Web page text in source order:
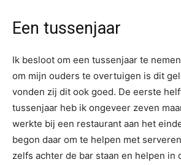
Een tussenjaar
Ik besloot om een tussenjaar te
om mijn ouders te overtuigen is dit
vonden zij dit ook goed. De eerste
tussenjaar heb ik ongeveer zeven
werkte bij een restaurant aan het
begon daar om te helpen met
zelfs achter de bar staan en helpen in